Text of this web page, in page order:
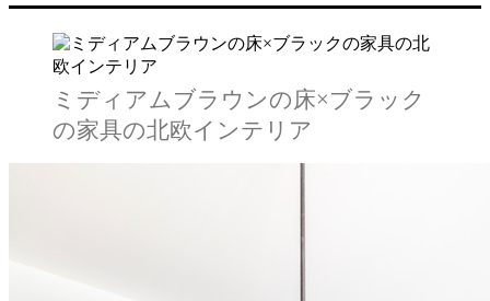
ミディアムブラウンの床×ブラック
の家具の北欧インテリア